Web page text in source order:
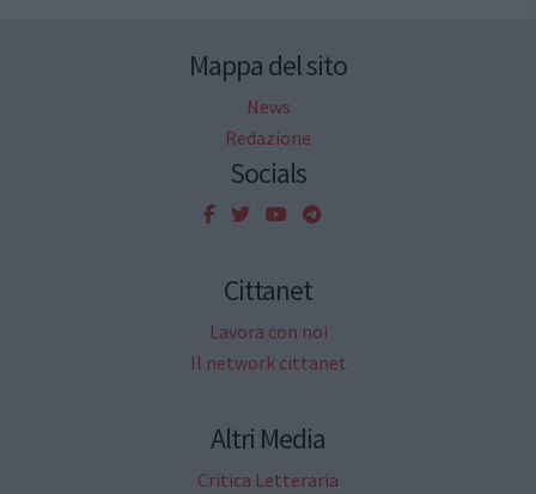
Mappa del sito
News
Redazione
Socials
Cittanet
Lavora con noi
Il network cittanet
Altri Media
Critica Letteraria